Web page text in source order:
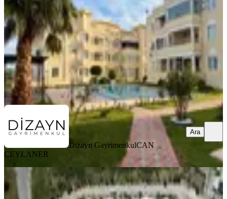
3+1·200 m²· 22.07.2026
6.500.000 ₺
Dizayn Gayrimenkul CAN CEYLANER
Ara
Dizayn GayrimenkulCAN
CEYLANER
Ara
EŞYALI
Didim Mavişehirde Denize 700 Metre
Havuzlu Sitede Eşyalı 2+1 Daire